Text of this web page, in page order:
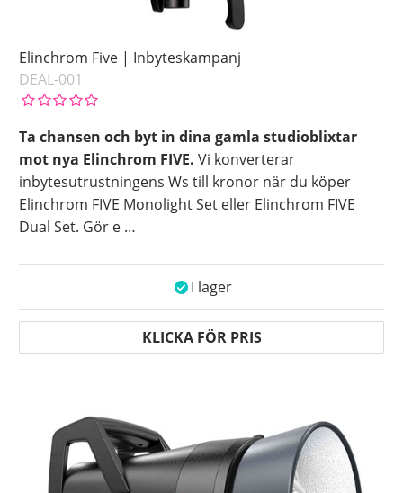
Elinchrom Five | Inbyteskampanj
DEAL-001
Ta chansen och byt in dina gamla studioblixtar
mot nya Elinchrom FIVE. Vi konverterar
inbytesutrustningens Ws till kronor när du köper
Elinchrom FIVE Monolight Set eller Elinchrom FIVE
Dual Set. Gör e …
I lager
KLICKA FÖR PRIS